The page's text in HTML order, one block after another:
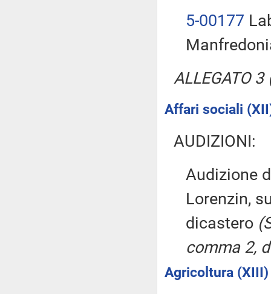
5-00177
ALLEGATO
Affari sociali
AUDIZIONI:
Audizione
Lorenzin,
dicastero
comma 2,
Agricoltura (XIII)